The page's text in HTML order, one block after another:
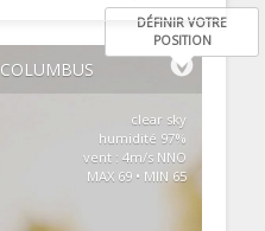
COLUMBUS
DÉFINIR VOTRE
POSITION
clear sky
97% humidité
vent : 4m/s NNO
MAX 69 • MIN 65